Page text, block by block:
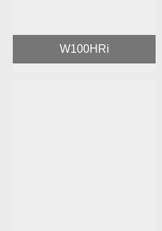
W100HRi